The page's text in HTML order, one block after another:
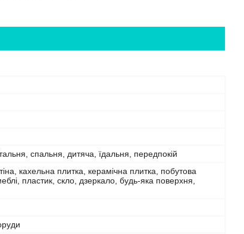
спальня, дитяча, їдальня, передпокій
кахельна плитка, керамічна плитка, побутова
пластик, скло, дзеркало, будь-яка поверхня,